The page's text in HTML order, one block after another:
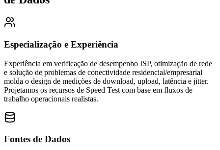
Especialização e Experiência
Experiência em verificação de desempenho ISP, otimização de rede
e solução de problemas de conectividade residencial/empresarial
molda o design de medições de download, upload, latência e jitter.
Projetamos os recursos de Speed Test com base em fluxos de
trabalho operacionais realistas.
Fontes de Dados